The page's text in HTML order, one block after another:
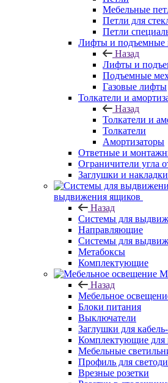
Мебельные
Петли для
Петли
Лифты и подъемные
Назад
Лифты и
Подъемные
Газовые лифты
Толкатели и
Назад
Толкатели и
Толкатели
Амортизаторы
Ответные и
Ограничители угла
Заглушки и накладки
выдвижения ящиков
Назад
Системы для
Направляющие
Системы для
Метабоксы
Комплектующие
Назад
Мебельное
Блоки питания
Выключатели
Заглушки для
Комплектующие для
Мебельные
Профиль для
Врезные розетки